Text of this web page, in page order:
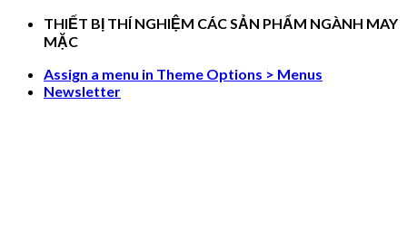
Skip
THIẾT BỊ THÍ NGHIỆM CÁC SẢN PHẨM NGÀNH MAY
MẶC
Assign a menu in Theme Options > Menus
Newsletter